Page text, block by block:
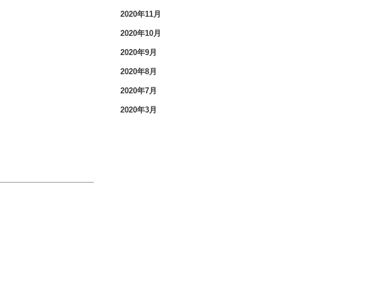
2020年11月
2020年10月
2020年9月
2020年8月
2020年7月
2020年3月